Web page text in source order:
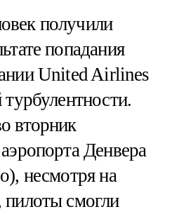
получили
попадания
United Airlines
вторник
Денвера
несмотря на
смогли